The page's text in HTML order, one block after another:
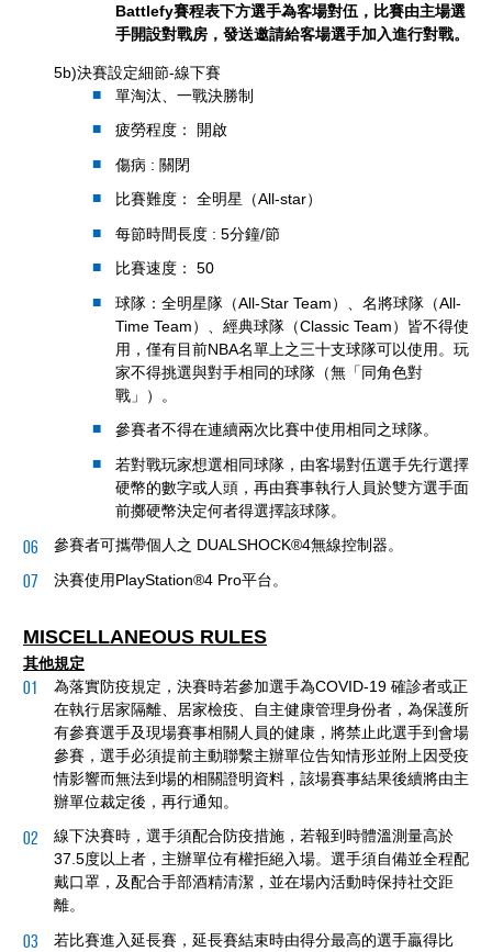
Battlefy賽程表下方選手為客場對伍，比賽由主場選
手開設對戰房，發送邀請給客場選手加入進行對戰。
5b)決賽設定細節-線下賽
單淘汰、一戰決勝制
疲勞程度： 開啟
傷病 : 關閉
比賽難度： 全明星（All-star）
每節時間長度 : 5分鐘/節
比賽速度： 50
球隊：全明星隊（All-Star Team）、名將球隊（All-
Time Team）、經典球隊（Classic Team）皆不得使
用，僅有目前NBA名單上之三十支球隊可以使用。玩
家不得挑選與對手相同的球隊（無「同角色對
戰」）。
參賽者不得在連續兩次比賽中使用相同之球隊。
若對戰玩家想選相同球隊，由客場對伍選手先行選擇
硬幣的數字或人頭，再由賽事執行人員於雙方選手面
前擲硬幣決定何者得選擇該球隊。
參賽者可攜帶個人之 DUALSHOCK®4無線控制器。
決賽使用PlayStation®4 Pro平台。
MISCELLANEOUS RULES
其他規定
為落實防疫規定，決賽時若參加選手為COVID-19 確診者或正
在執行居家隔離、居家檢疫、自主健康管理身份者，為保護所
有參賽選手及現場賽事相關人員的健康，將禁止此選手到會場
參賽，選手必須提前主動聯繫主辦單位告知情形並附上因受疫
情影響而無法到場的相關證明資料，該場賽事結果後續將由主
辦單位裁定後，再行通知。
線下決賽時，選手須配合防疫措施，若報到時體溫測量高於
37.5度以上者，主辦單位有權拒絕入場。選手須自備並全程配
戴口罩，及配合手部酒精清潔，並在場內活動時保持社交距
離。
若比賽進入延長賽，延長賽結束時由得分最高的選手贏得比